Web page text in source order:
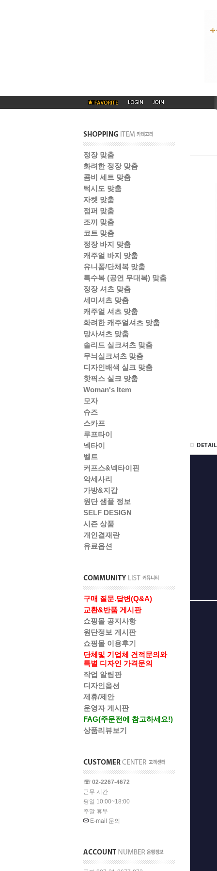
정장 맞춤
화려한 정장 맞춤
콤비 세트 맞춤
턱시도 맞춤
자켓 맞춤
점퍼 맞춤
조끼 맞춤
코트 맞춤
정장 바지 맞춤
캐주얼 바지 맞춤
유니폼/단체복 맞춤
특수복 (공연 무대복) 맞춤
정장 셔츠 맞춤
세미셔츠 맞춤
캐주얼 셔츠 맞춤
화려한 캐주얼셔츠 맞춤
망사셔츠 맞춤
솔리드 실크셔츠 맞춤
무늬실크셔츠 맞춤
디자인배색 실크 맞춤
핫픽스 실크 맞춤
Woman's Item
모자
슈즈
스카프
루프타이
넥타이
벨트
커프스&넥타이핀
악세사리
가방&지갑
원단 샘플 정보
SELF DESIGN
시즌 상품
개인결재란
유료옵션
구매 질문.답변(Q&A)
교환&반품 게시판
쇼핑몰 공지사항
원단정보 게시판
쇼핑몰 이용후기
단체및 기업체 견적문의와
특별 디자인 가격문의
작업 알림판
디자인옵션
제휴/제안
운영자 게시판
FAG(주문전에 참고하세요!)
상품리뷰보기
☏ 02-2267-4672
근무 시간
평일 10:00~18:00
주말 휴무
E-mail 문의